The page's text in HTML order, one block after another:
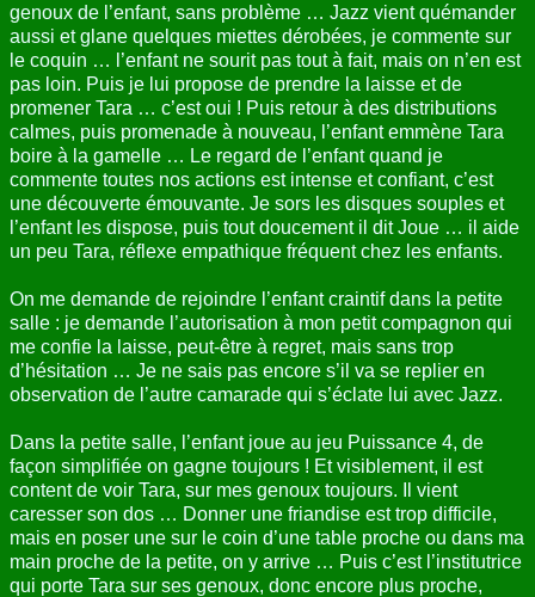
genoux de l’enfant, sans problème … Jazz vient quémander
aussi et glane quelques miettes dérobées, je commente sur
le coquin … l’enfant ne sourit pas tout à fait, mais on n’en est
pas loin. Puis je lui propose de prendre la laisse et de
promener Tara … c’est oui ! Puis retour à des distributions
calmes, puis promenade à nouveau, l’enfant emmène Tara
boire à la gamelle … Le regard de l’enfant quand je
commente toutes nos actions est intense et confiant, c’est
une découverte émouvante. Je sors les disques souples et
l’enfant les dispose, puis tout doucement il dit Joue … il aide
un peu Tara, réflexe empathique fréquent chez les enfants.
On me demande de rejoindre l’enfant craintif dans la petite
salle : je demande l’autorisation à mon petit compagnon qui
me confie la laisse, peut-être à regret, mais sans trop
d’hésitation … Je ne sais pas encore s’il va se replier en
observation de l’autre camarade qui s’éclate lui avec Jazz.
Dans la petite salle, l’enfant joue au jeu Puissance 4, de
façon simplifiée on gagne toujours ! Et visiblement, il est
content de voir Tara, sur mes genoux toujours. Il vient
caresser son dos … Donner une friandise est trop difficile,
mais en poser une sur le coin d’une table proche ou dans ma
main proche de la petite, on y arrive … Puis c’est l’institutrice
qui porte Tara sur ses genoux, donc encore plus proche,